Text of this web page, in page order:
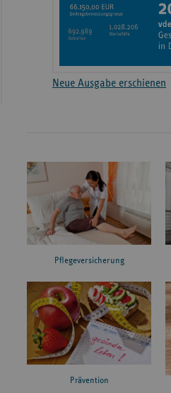
Neue Ausgabe erschienen
Pflegeversicherung
Prävention